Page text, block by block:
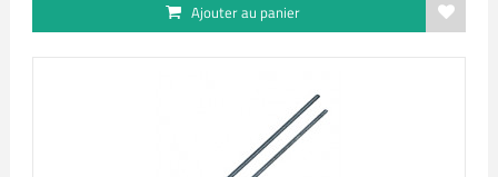
Ajouter au panier